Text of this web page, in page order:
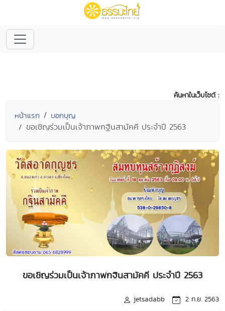
ค้นหาในเว็บไซต์ :
หน้าแรก บอกบุญ
ขอเชิญร่วมเป็นเจ้าภาพกฐินสามัคคี ประจำปี 2563
ขอเชิญร่วมเป็นเจ้าภาพกฐินสามัคคี ประจำปี 2563
jetsadabb 2 ก.ย. 2563